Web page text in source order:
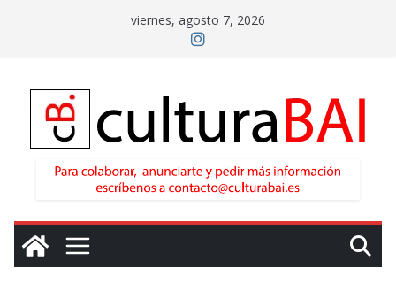
viernes, agosto 7, 2026